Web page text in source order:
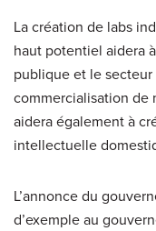
La création de labs
haut potentiel aidera
publique et le
commercialisation de
aidera également à
intellectuelle
L’annonce du
d’exemple au